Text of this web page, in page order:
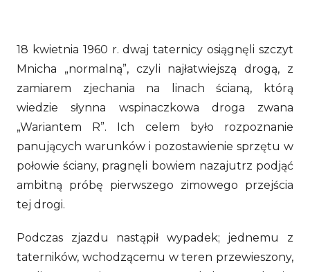
18 kwietnia 1960 r. dwaj taternicy osiągnęli szczyt
Mnicha „normalną”, czyli najłatwiejszą drogą, z
zamiarem zjechania na linach ścianą, którą
wiedzie słynna wspinaczkowa droga zwana
„Wariantem R”. Ich celem było rozpoznanie
panujących warunków i pozostawienie sprzętu w
połowie ściany, pragnęli bowiem nazajutrz podjąć
ambitną próbę pierwszego zimowego przejścia
tej drogi.
Podczas zjazdu nastąpił wypadek; jednemu z
taterników, wchodzącemu w teren przewieszony,